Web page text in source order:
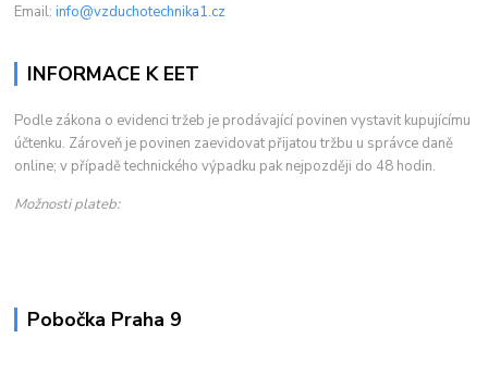
Email:info@vzduchotechnika1.cz
INFORMACE K EET
Podle zákona o evidenci tržeb je prodávající povinen vystavit kupujícímu
účtenku. Zároveň je povinen zaevidovat přijatou tržbu u správce daně
online; v případě technického výpadku pak nejpozději do 48 hodin.
Možnosti plateb:
Pobočka Praha 9